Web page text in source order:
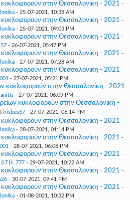
κυκλοφορούν στην Θεσσαλονίκη - 2021 -
- 25-07-2021, 10:38 AM
κυκλοφορούν στην Θεσσαλονίκη - 2021 -
- 25-07-2021, 09:03 PM
κυκλοφορούν στην Θεσσαλονίκη - 2021 -
- 26-07-2021, 05:47 PM
κυκλοφορούν στην Θεσσαλονίκη - 2021 -
- 27-07-2021, 07:28 AM
κυκλοφορούν στην Θεσσαλονίκη - 2021 -
- 27-07-2021, 05:21 PM
κυκλοφορούν στην Θεσσαλονίκη - 2021
- 27-07-2021, 06:09 PM
κυκλοφορούν στην Θεσσαλονίκη -
irisbus57- 27-07-2021, 06:14 PM
κυκλοφορούν στην Θεσσαλονίκη - 2021 -
- 28-07-2021, 01:14 PM
κυκλοφορούν στην Θεσσαλονίκη - 2021 -
- 28-07-2021, 06:08 PM
κυκλοφορούν στην Θεσσαλονίκη - 2021 -
777- 29-07-2021, 10:22 AM
κυκλοφορούν στην Θεσσαλονίκη - 2021 -
- 30-07-2021, 09:41 PM
κυκλοφορούν στην Θεσσαλονίκη - 2021 -
- 01-08-2021, 10:32 PM